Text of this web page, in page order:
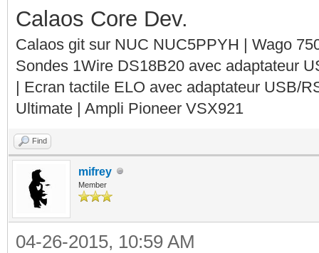
Calaos Core Dev.
Calaos git sur NUC NUC5PPYH | Wago
Sondes 1Wire DS18B20 avec adaptateur
| Ecran tactile ELO avec adaptateur USB/
Ultimate | Ampli Pioneer VSX921
Find
mifrey
Member
04-26-2015, 10:59 AM